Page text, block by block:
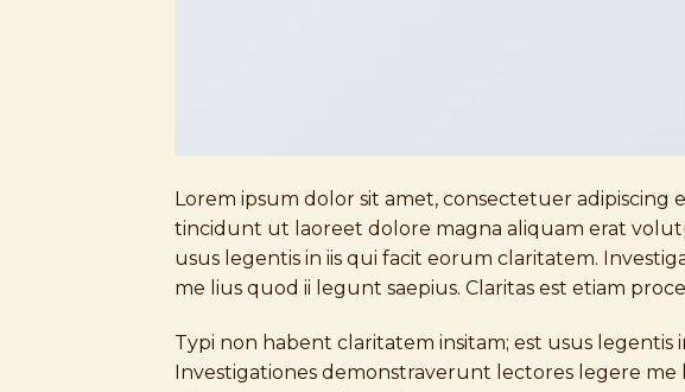
Lorem ipsum dolor sit amet, consectetuer adipiscing
tincidunt ut laoreet dolore magna aliquam erat
usus legentis in iis qui facit eorum claritatem.
me lius quod ii legunt saepius. Claritas est etiam
Typi non habent claritatem insitam; est usus legentis
Investigationes demonstraverunt lectores legere me